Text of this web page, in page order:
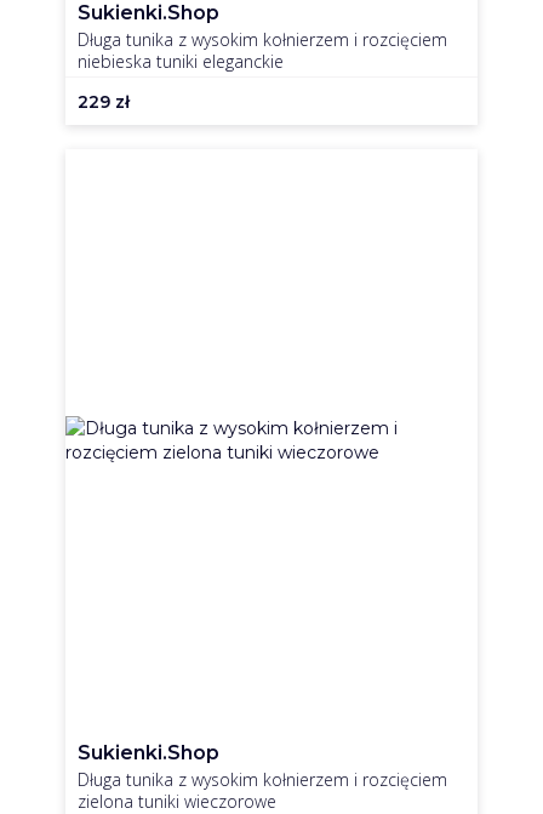
Sukienki.shop
Długa tunika z wysokim kołnierzem i rozcięciem
niebieska tuniki eleganckie
229 zł
Sukienki.shop
Długa tunika z wysokim kołnierzem i rozcięciem
zielona tuniki wieczorowe